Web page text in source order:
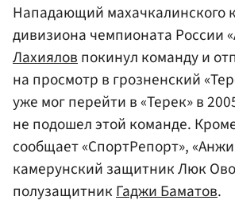
Нападающий махачкалинского
дивизиона чемпионата России
Лахияловпокинул команду и
на просмотр в грозненский
уже мог перейти в «Терек» в
не подошел этой команде.
сообщает «СпортРепорт»,
камерунский защитник Люк
полузащитникГаджи Баматов.